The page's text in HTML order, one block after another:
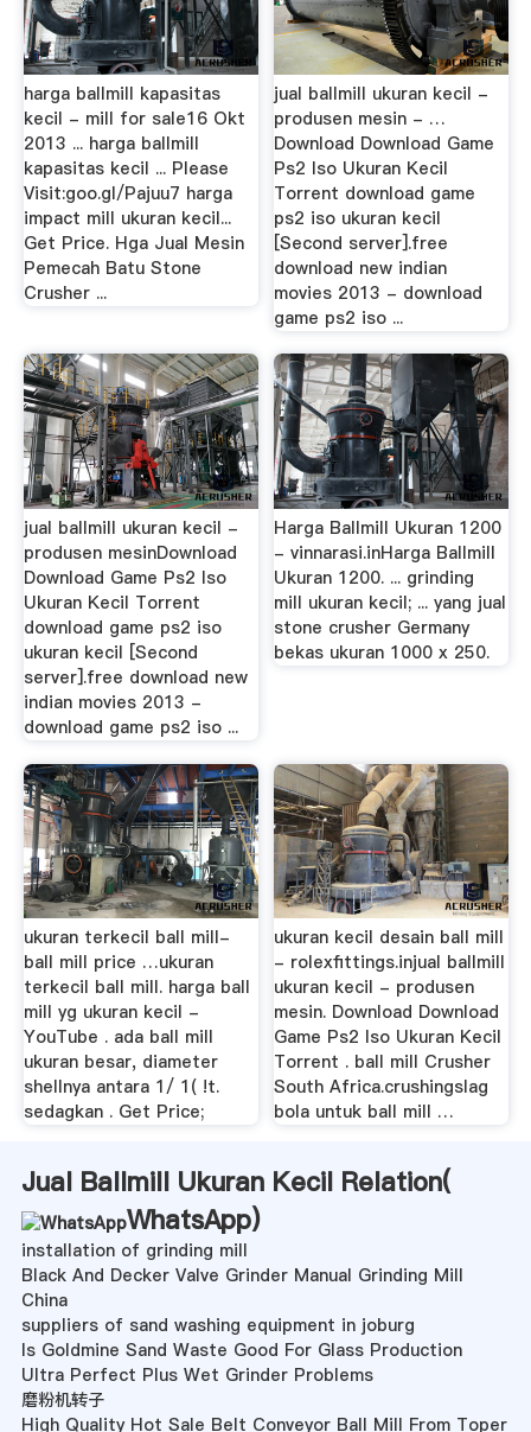
harga ballmill kapasitas
kecil - mill for sale16 Okt
2013 ... harga ballmill
kapasitas kecil ... Please
Visit:goo.gl/Pajuu7 harga
impact mill ukuran kecil...
Get Price. Hga Jual Mesin
Pemecah Batu Stone
Crusher ...
jual ballmill ukuran kecil -
produsen mesin - …
Download Download Game
Ps2 Iso Ukuran Kecil
Torrent download game
ps2 iso ukuran kecil
[Second server].free
download new indian
movies 2013 - download
game ps2 iso ...
jual ballmill ukuran kecil -
produsen mesinDownload
Download Game Ps2 Iso
Ukuran Kecil Torrent
download game ps2 iso
ukuran kecil [Second
server].free download new
indian movies 2013 -
download game ps2 iso ...
Harga Ballmill Ukuran 1200
- vinnarasi.inHarga Ballmill
Ukuran 1200. ... grinding
mill ukuran kecil; ... yang jual
stone crusher Germany
bekas ukuran 1000 x 250.
ukuran terkecil ball mill-
ball mill price …ukuran
terkecil ball mill. harga ball
mill yg ukuran kecil -
YouTube . ada ball mill
ukuran besar, diameter
shellnya antara 1/ 1( !t.
sedagkan . Get Price;
ukuran kecil desain ball mill
- rolexfittings.injual ballmill
ukuran kecil - produsen
mesin. Download Download
Game Ps2 Iso Ukuran Kecil
Torrent . ball mill Crusher
South Africa.crushingslag
bola untuk ball mill …
Jual Ballmill Ukuran Kecil Relation(
WhatsApp)
installation of grinding mill
Black And Decker Valve Grinder Manual Grinding Mill
China
suppliers of sand washing equipment in joburg
Is Goldmine Sand Waste Good For Glass Production
Ultra Perfect Plus Wet Grinder Problems
磨粉机转子
High Quality Hot Sale Belt Conveyor Ball Mill From Toper